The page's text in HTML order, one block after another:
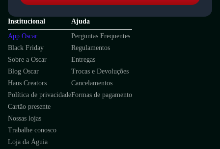
Institucional
App Oscar
Black Friday
Sobre a Oscar
Blog Oscar
Haus Creators
Política de privacidade
Cartão presente
Nossas lojas
Trabalhe conosco
Loja da Águia
Ajuda
Perguntas Frequentes
Regulamentos
Entregas
Trocas e Devoluções
Cancelamentos
Formas de pagamento